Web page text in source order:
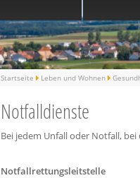
Startseite Leben und Wohnen
Notfalldienste
Bei jedem Unfall oder Notfall,
Notfallrettungsleitstelle